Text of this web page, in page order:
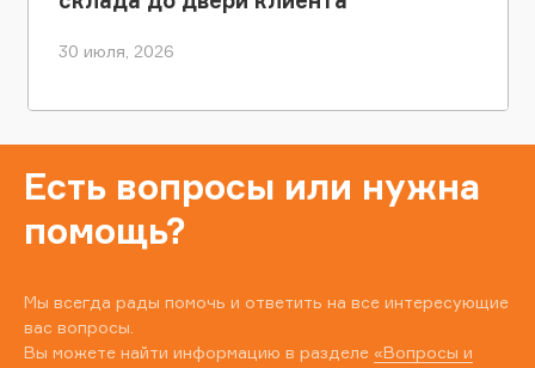
30 июля, 2026
Есть вопросы или нужна
помощь?
Мы всегда рады помочь и ответить на все интересующие
вас вопросы.
Вы можете найти информацию в разделе «Вопросы и